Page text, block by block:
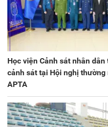
Học viện Cảnh sát nhân
cảnh sát tại Hội nghị
APTA